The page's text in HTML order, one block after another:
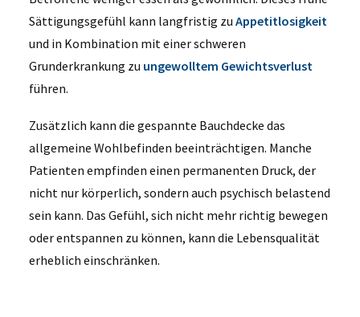
Sättigungsgefühl kann langfristig zu Appetitlosigkeit
und in Kombination mit einer schweren
Grunderkrankung zu ungewolltem Gewichtsverlust
führen.
Zusätzlich kann die gespannte Bauchdecke das
allgemeine Wohlbefinden beeinträchtigen. Manche
Patienten empfinden einen permanenten Druck, der
nicht nur körperlich, sondern auch psychisch belastend
sein kann. Das Gefühl, sich nicht mehr richtig bewegen
oder entspannen zu können, kann die Lebensqualität
erheblich einschränken.